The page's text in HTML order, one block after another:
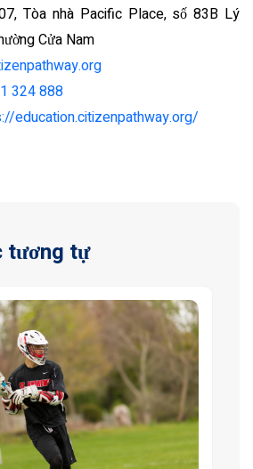
Tòa nhà Pacific Place, số 83B Lý
Cửa Nam
324 888
education.citizenpathway.org/
tương tự